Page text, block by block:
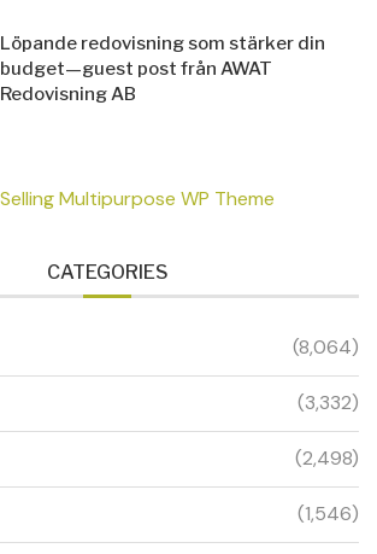
Löpande redovisning som stärker din
budget—guest post från AWAT
Redovisning AB
CATEGORIES
(8,064)
(3,332)
(2,498)
(1,546)